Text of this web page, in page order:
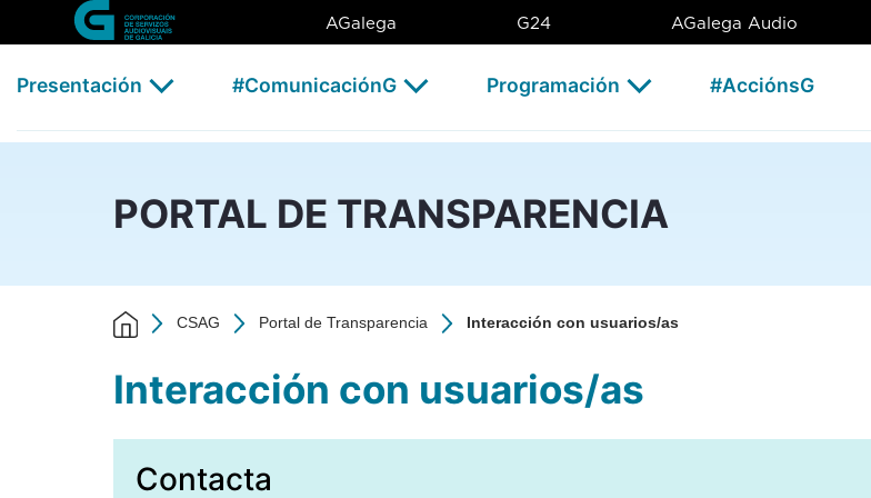
Skip to Main Content
Interacción con usuarios/as - CSAG
AGalega G24 AGalega Audio
Presentación #ComunicaciónG Programación #AcciónsG
PORTAL DE TRANSPARENCIA
CSAG Portal de Transparencia Interacción con usuarios/as
Interacción con usuarios/as
Contacta